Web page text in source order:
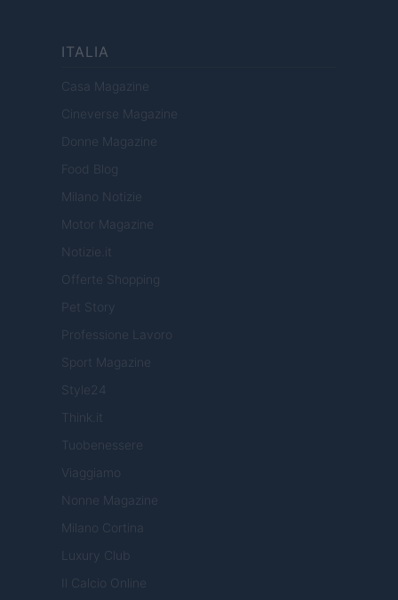
ITALIA
Casa Magazine
Cineverse Magazine
Donne Magazine
Food Blog
Milano Notizie
Motor Magazine
Notizie.it
Offerte Shopping
Pet Story
Professione Lavoro
Sport Magazine
Style24
Think.it
Tuobenessere
Viaggiamo
Nonne Magazine
Milano Cortina
Luxury Club
Il Calcio Online